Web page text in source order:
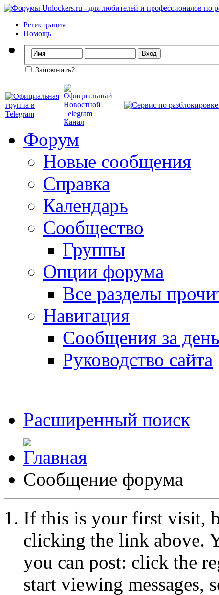
Регистрация
Помощь
Запомнить?
Форум
Новые сообщения
Справка
Календарь
Сообщество
Группы
Опции форума
Все разделы
Навигация
Сообщения за день
Руководство сайта
Расширенный поиск
Сообщение форума
If this is your first visit,
clicking the link above.
you can post: click the
start viewing messages,